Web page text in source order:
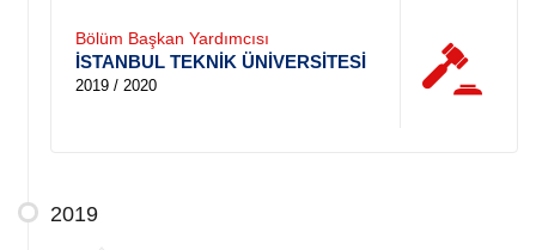
Bölüm Başkan Yardımcısı
İSTANBUL TEKNİK ÜNİVERSİTESİ
2019 / 2020
2019